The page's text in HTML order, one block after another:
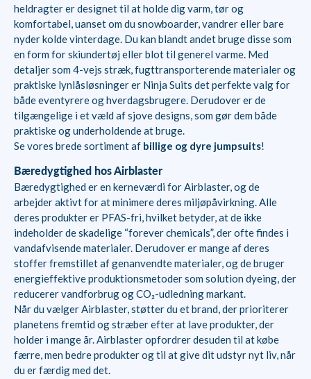
heldragter er designet til at holde dig varm, tør og
komfortabel, uanset om du snowboarder, vandrer eller bare
nyder kolde vinterdage. Du kan blandt andet bruge disse som
en form for skiundertøj eller blot til generel varme. Med
detaljer som 4-vejs stræk, fugttransporterende materialer og
praktiske lynlåsløsninger er Ninja Suits det perfekte valg for
både eventyrere og hverdagsbrugere. Derudover er de
tilgængelige i et væld af sjove designs, som gør dem både
praktiske og underholdende at bruge.
Se vores brede sortiment af billige og dyre jumpsuits!
Bæredygtighed hos Airblaster
Bæredygtighed er en kerneværdi for Airblaster, og de
arbejder aktivt for at minimere deres miljøpåvirkning. Alle
deres produkter er PFAS-fri, hvilket betyder, at de ikke
indeholder de skadelige “forever chemicals”, der ofte findes i
vandafvisende materialer. Derudover er mange af deres
stoffer fremstillet af genanvendte materialer, og de bruger
energieffektive produktionsmetoder som solution dyeing, der
reducerer vandforbrug og CO₂-udledning markant.
Når du vælger Airblaster, støtter du et brand, der prioriterer
planetens fremtid og stræber efter at lave produkter, der
holder i mange år. Airblaster opfordrer desuden til at købe
færre, men bedre produkter og til at give dit udstyr nyt liv, når
du er færdig med det.